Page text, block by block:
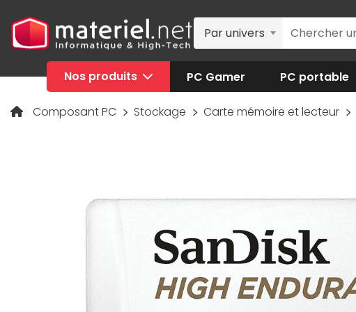
Par univers
Nos produits PC Gamer PC portable
Composant PC Stockage Carte mémoire et lecteur